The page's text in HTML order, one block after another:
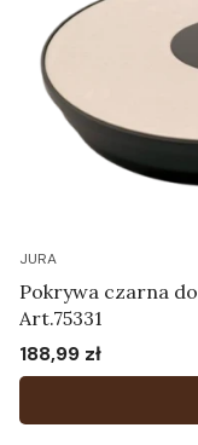
JURA
Pokrywa czarna
Art.75331
Cena
188,99 zł